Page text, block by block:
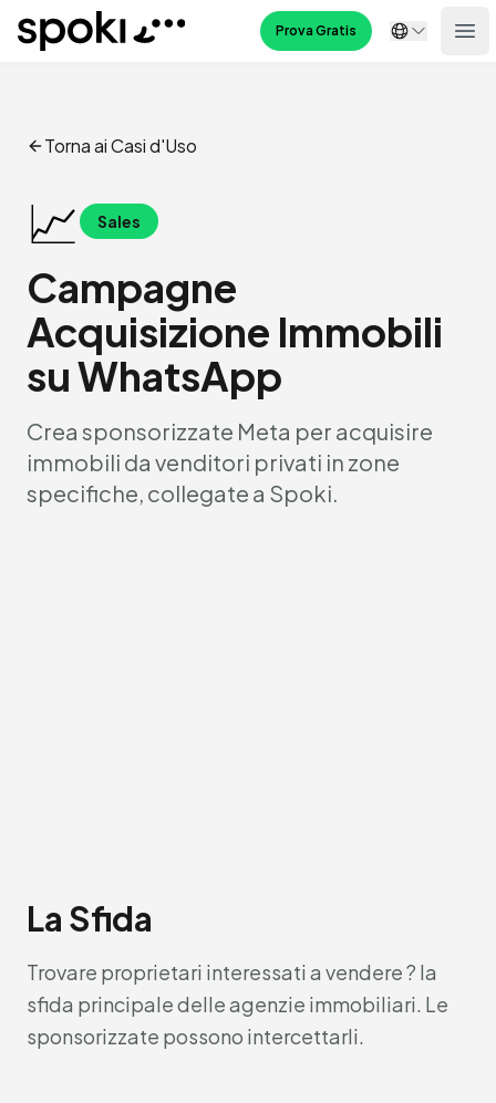
Spoki Prova Gratis
Torna ai Casi d'Uso
📈 Sales
Campagne
Acquisizione Immobili
su WhatsApp
Crea sponsorizzate Meta per acquisire
immobili da venditori privati in zone
specifiche, collegate a Spoki.
La Sfida
Trovare proprietari interessati a vendere ? la
sfida principale delle agenzie immobiliari. Le
sponsorizzate possono intercettarli.